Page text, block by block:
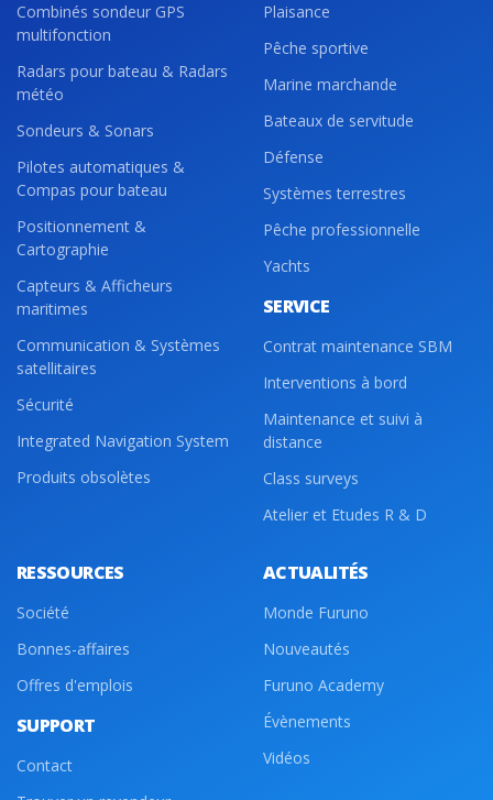
Combinés sondeur GPS
multifonction
Radars pour bateau & Radars
météo
Sondeurs & Sonars
Pilotes automatiques &
Compas pour bateau
Positionnement &
Cartographie
Capteurs & Afficheurs
maritimes
Communication & Systèmes
satellitaires
Sécurité
Integrated Navigation System
Produits obsolètes
Plaisance
Pêche sportive
Marine marchande
Bateaux de servitude
Défense
Systèmes terrestres
Pêche professionnelle
Yachts
SERVICE
Contrat maintenance SBM
Interventions à bord
Maintenance et suivi à
distance
Class surveys
Atelier et Etudes R & D
RESSOURCES
Société
Bonnes-affaires
Offres d'emplois
SUPPORT
Contact
ACTUALITÉS
Monde Furuno
Nouveautés
Furuno Academy
Évènements
Vidéos